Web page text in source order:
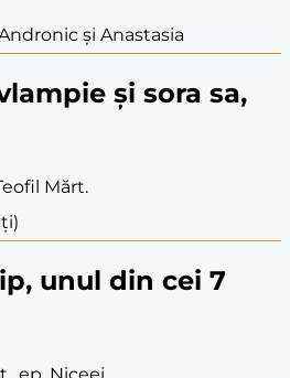
și Anastasia
și sora sa,
Mărt.
unul din cei 7
ep. Niceei